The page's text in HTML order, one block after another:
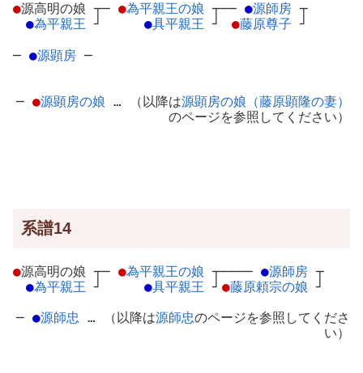
●源高明の娘 ┬
●為平親王 ┘
─ ●為平親王の娘 ┬
●具平親王 ┘
── ●源師房 ┬
●藤原尊子 ┘
─ ●源顕房 ─
─ ●源顕房の娘 … （以降は源顕房の娘（藤原顕隆の妻）
のページを参照してください）
系譜14
●源高明の娘 ┬
●為平親王 ┘
─ ●為平親王の娘 ┬
●具平親王 ┘
──── ●源師房 ┬
●藤原頼宗の娘 ┘
─ ●源師忠 … （以降は源師忠のページを参照してくださ
い）